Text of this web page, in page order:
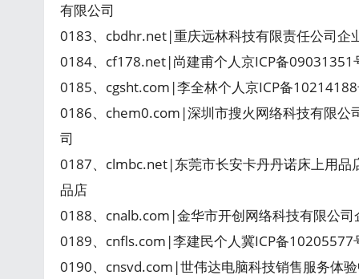
有限公司
0183、cbdhr.net|重庆远林科技有限责任公司企
0184、cf178.net|尚建甫个人京ICP备09031351
0185、cgsht.com|李全林个人京ICP备
0186、chem0.com|深圳市搜火网络科技有限公
司
0187、clmbc.net|东莞市长安卡丹丹诺床上用品
品店
0188、cnalb.com|金华市开创网络科技有限公
0189、cnfls.com|李建民个人冀ICP备10205577
0190、cnsvd.com|世伟达电脑科技销售服务体